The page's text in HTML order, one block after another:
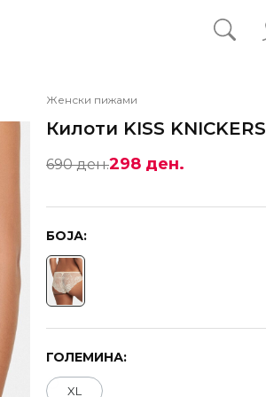
Женски пижами
Килоти KISS KNICKERS
690 ден.298 ден.
БОЈА:
ГОЛЕМИНА:
XL